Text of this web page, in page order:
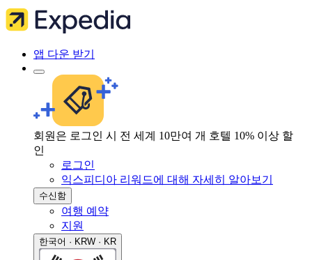
앱 다운 받기
회원은 로그인 시 전 세계 10만여 개 호텔 10% 이상 할
인
로그인
익스피디아 리워드에 대해 자세히 알아보기
수신함
여행 예약
지원
한국어 · KRW · KR